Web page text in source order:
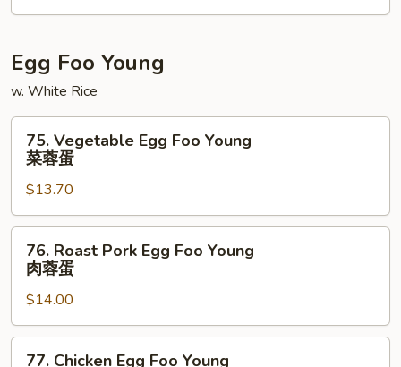
Ho
Egg Foo Young
w. White Rice
Vegetable
Egg
Foo
Young
菜
75. Vegetable Egg Foo Young
菜蓉蛋
$13.70
Roast
Pork
Egg
Foo
Young
76. Roast Pork Egg Foo Young
肉蓉蛋
$14.00
77. Chicken Egg Foo Young